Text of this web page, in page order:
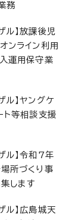
務
ル】放課後児
ンライン利用
運用保守業
ル】ヤングケ
ト等相談支援
ル】令和7年
所づくり事
します
ル】広島城天